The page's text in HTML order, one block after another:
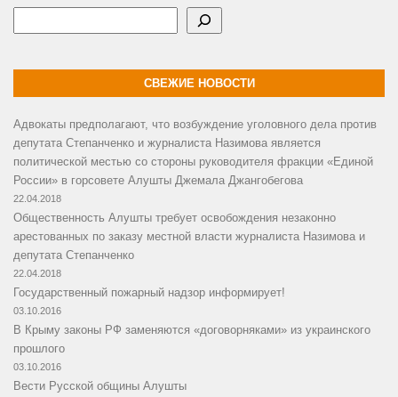
СВЕЖИЕ НОВОСТИ
Адвокаты предполагают, что возбуждение уголовного дела против
депутата Степанченко и журналиста Назимова является
политической местью со стороны руководителя фракции «Единой
России» в горсовете Алушты Джемала Джангобегова
22.04.2018
Общественность Алушты требует освобождения незаконно
арестованных по заказу местной власти журналиста Назимова и
депутата Степанченко
22.04.2018
Государственный пожарный надзор информирует!
03.10.2016
В Крыму законы РФ заменяются «договорняками» из украинского
прошлого
03.10.2016
Вести Русской общины Алушты